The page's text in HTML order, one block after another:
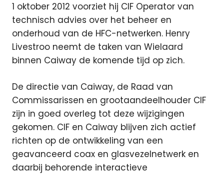
1 oktober 2012 voorziet hij CIF Operator van
technisch advies over het beheer en
onderhoud van de HFC-netwerken. Henry
Livestroo neemt de taken van Wielaard
binnen Caiway de komende tijd op zich.
De directie van Caiway, de Raad van
Commissarissen en grootaandeelhouder CIF
zijn in goed overleg tot deze wijzigingen
gekomen. CIF en Caiway blijven zich actief
richten op de ontwikkeling van een
geavanceerd coax en glasvezelnetwerk en
daarbij behorende interactieve